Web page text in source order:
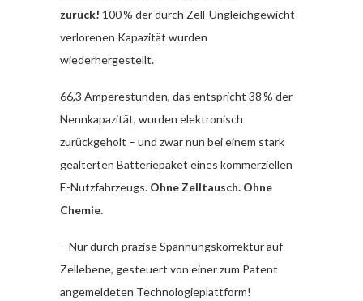
zurück! 100 % der durch Zell-Ungleichgewicht
verlorenen Kapazität wurden
wiederhergestellt.
66,3 Amperestunden, das entspricht 38 % der
Nennkapazität, wurden elektronisch
zurückgeholt – und zwar nun bei einem stark
gealterten Batteriepaket eines kommerziellen
E-Nutzfahrzeugs. Ohne Zelltausch. Ohne
Chemie.
– Nur durch präzise Spannungskorrektur auf
Zellebene, gesteuert von einer zum Patent
angemeldeten Technologieplattform!